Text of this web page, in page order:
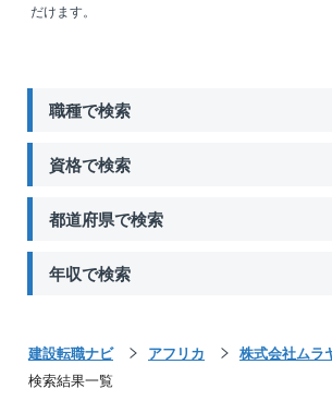
だけます。
職種で検索
資格で検索
都道府県で検索
年収で検索
建設転職ナビ アフリカ
株式会社ムラ
検索結果一覧